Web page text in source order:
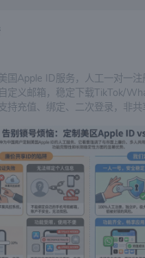
国Apple ID服务，人工一对一
定义邮箱，稳定下载TikTok/
持充值、绑定、二次登录，非共